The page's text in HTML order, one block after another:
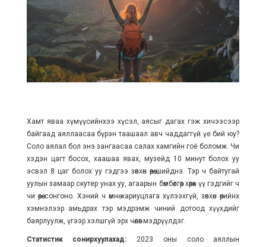
Хамт яваа хүмүүсийнхээ хүсэл, аясыг дагах гэж хичээсээр
байгаад аяллаасаа бүрэн таашаал авч чаддаггүй үе бий юу?
Соло аялал бол энэ зангаасаа салах хамгийн гоё боломж. Чи
хэдэн цагт босох, хаашаа явах, музейд 10 минут болох уу
эсвэл 8 цаг болох уу гэдгээ зөвхөн өөрөө шийднэ. Тэр ч байтугай
уулын замаар скутер унах уу, агаарын бөмбөлгөөр хөөрөх үү гэдгийг ч
чи өөрөө сонгоно. Хэний ч өмнө хариуцлага хүлээхгүй, зөвхөн өөрийнхөө
хэмнэлээр амьдрах тэр мэдрэмж чиний дотоод хүүхдийг
баярлуулж, үгээр хэлшгүй эрх чөлөөг мэдрүүлдэг.
Статистик сонирхуулахад: 2023 оны соло аяллын